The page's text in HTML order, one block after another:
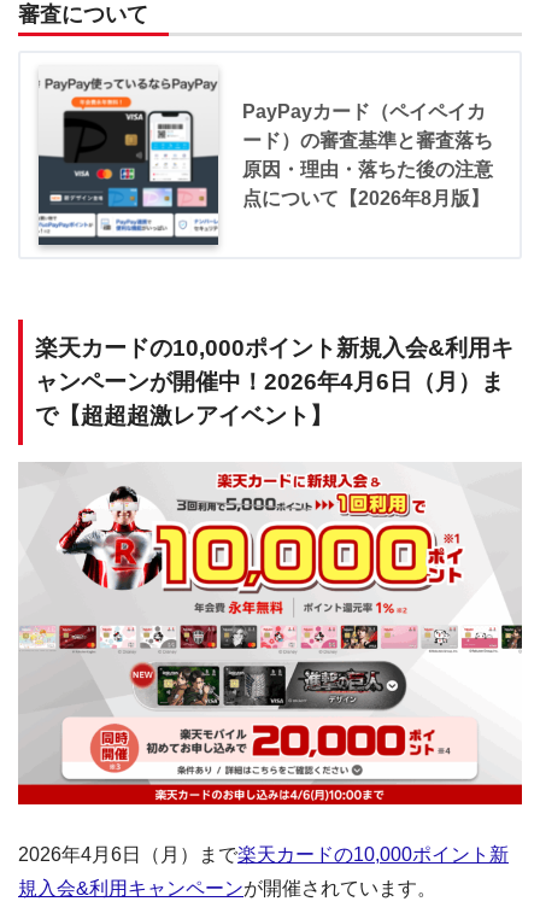
審査について
PayPayカード（ペイペイカ
ード）の審査基準と審査落ち
原因・理由・落ちた後の注意
点について【2026年8月版】
楽天カードの10,000ポイント新規入会&利用キ
ャンペーンが開催中！2026年4月6日（月）ま
で【超超超激レアイベント】
2026年4月6日（月）まで楽天カードの10,000ポイント新
規入会&利用キャンペーンが開催されています。